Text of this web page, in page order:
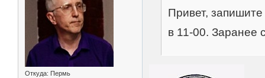
Откуда: Пермь
Привет,
в 11-00. Заранее